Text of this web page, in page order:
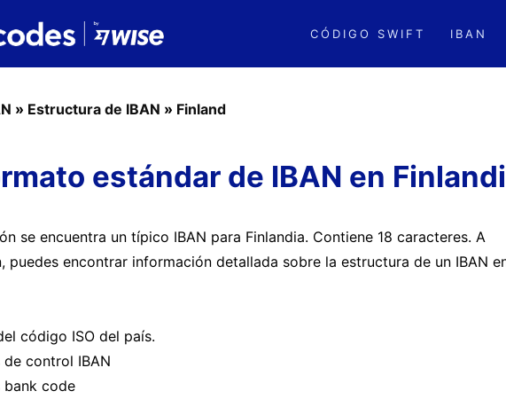
CÓDIGO SWIFT IBAN
» Estructura de IBAN » Finland
estándar de IBAN en
se encuentra un típico IBAN para Finlandia. Contiene 18 caracteres. A
puedes encontrar información detallada sobre la estructura de un IBAN
código ISO del país.
control IBAN
code